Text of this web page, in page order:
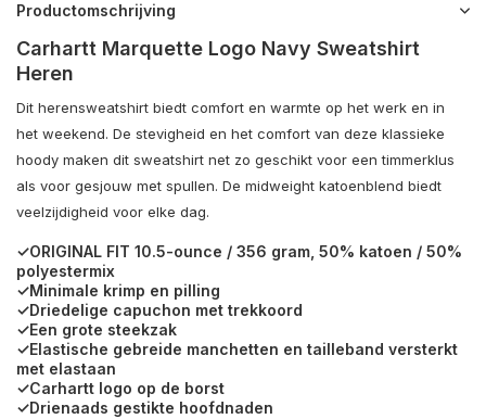
Productomschrijving
Carhartt Marquette Logo Navy Sweatshirt
Heren
Dit herensweatshirt biedt comfort en warmte op het werk en in
het weekend. De stevigheid en het comfort van deze klassieke
hoody maken dit sweatshirt net zo geschikt voor een timmerklus
als voor gesjouw met spullen. De midweight katoenblend biedt
veelzijdigheid voor elke dag.
✓ORIGINAL FIT 10.5-ounce / 356 gram, 50% katoen / 50%
polyestermix
✓Minimale krimp en pilling
✓Driedelige capuchon met trekkoord
✓Een grote steekzak
✓Elastische gebreide manchetten en tailleband versterkt
met elastaan
✓Carhartt logo op de borst
✓Drienaads gestikte hoofdnaden